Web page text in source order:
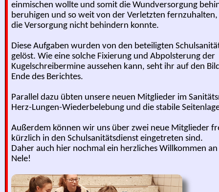
einmischen wollte und somit die Wundversorgung
beruhigen und so weit von der Verletzten fernzuhalten,
die Versorgung nicht behindern konnte.
Diese Aufgaben wurden von den beteiligten
gelöst. Wie eine solche Fixierung und Abpolsterung der
Kugelschreibermine aussehen kann, seht ihr auf den
Ende des Berichtes.
Parallel dazu übten unsere neuen Mitglieder im
Herz-Lungen-Wiederbelebung und die stabile
Außerdem können wir uns über zwei neue Mitglieder
kürzlich in den Schulsanitätsdienst eingetreten sind.
Daher auch hier nochmal ein herzliches Willkommen
Nele!